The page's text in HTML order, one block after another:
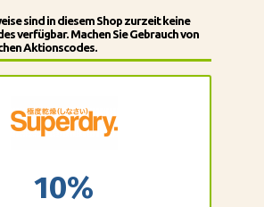
sind in diesem Shop zurzeit keine
verfügbar. Machen Sie Gebrauch von
Aktionscodes.
10%